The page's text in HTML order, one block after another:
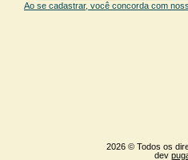
2026 © Todos os
dev
Ao se cadastrar, você concorda com